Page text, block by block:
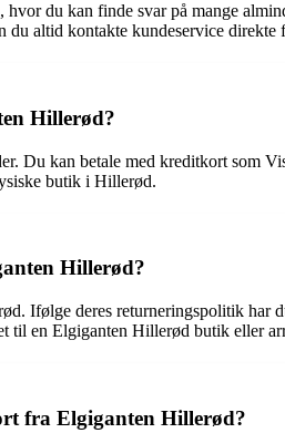
du kan finde svar på mange
altid kontakte kundeservice
Hillerød?
Du kan betale med kreditkort som
butik i Hillerød.
Hillerød?
Ifølge deres returneringspolitik har
til en Elgiganten Hillerød butik eller
fra Elgiganten Hillerød?